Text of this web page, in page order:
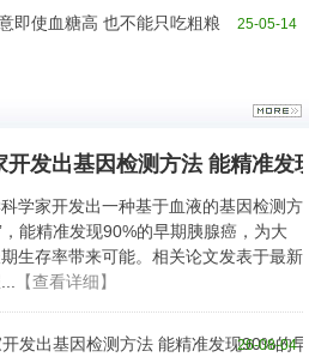
即使血糖高 也不能只吃粗粮 25-05-14
开发出基因检测方法 能精准发
学家开发出一种基于血液的基因检测方
，能精准发现90%的早期胰腺癌，为大
生存率带来可能。相关论文发表于最新
【查看详细】
发出基因检测方法 能精准发现90%的
26-08-04